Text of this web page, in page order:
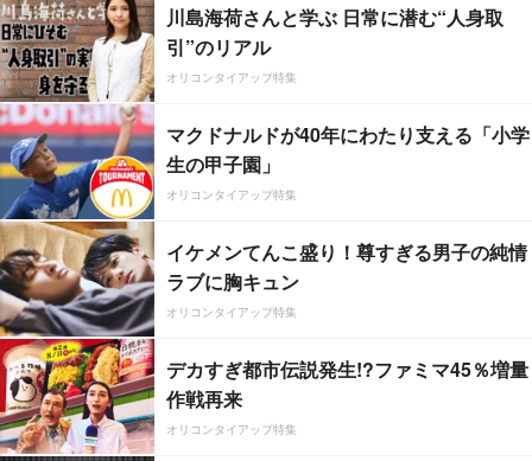
川島海荷さんと学ぶ 日常に潜む“人身取
引”のリアル
オリコンタイアップ特集
マクドナルドが40年にわたり支える「小学
生の甲子園」
オリコンタイアップ特集
イケメンてんこ盛り！尊すぎる男子の純情
ラブに胸キュン
オリコンタイアップ特集
デカすぎ都市伝説発生!?ファミマ45％増量
作戦再来
オリコンタイアップ特集